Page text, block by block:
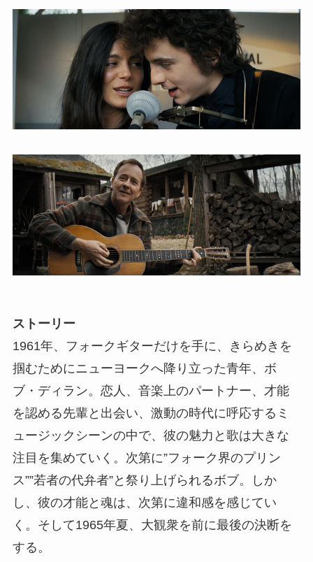
ストーリー
1961年、フォークギターだけを手に、きらめきを
掴むためにニューヨークへ降り立った青年、ボ
ブ・ディラン。恋人、音楽上のパートナー、才能
を認める先輩と出会い、激動の時代に呼応するミ
ュージックシーンの中で、彼の魅力と歌は大きな
注目を集めていく。次第に”フォーク界のプリン
ス””若者の代弁者”と祭り上げられるボブ。しか
し、彼の才能と魂は、次第に違和感を感じてい
く。そして1965年夏、大観衆を前に最後の決断を
する。